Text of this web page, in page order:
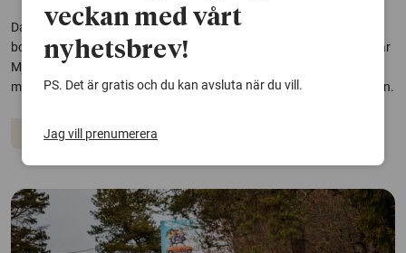
Danska myndigheters krafttag mot segregation har resulterat i nya
bostadsområden. I en avhandling har forskare följt utvecklingen när
Mjölnerparken i Köpenhamn förändrades. Enligt studierna är
missnöjet stort bland de boende som känt sig överkörda i processen.
Migration och integration
veckan med vårt
nyhetsbrev!
PS. Det är gratis och du kan avsluta när du vill.
Jag vill prenumerera